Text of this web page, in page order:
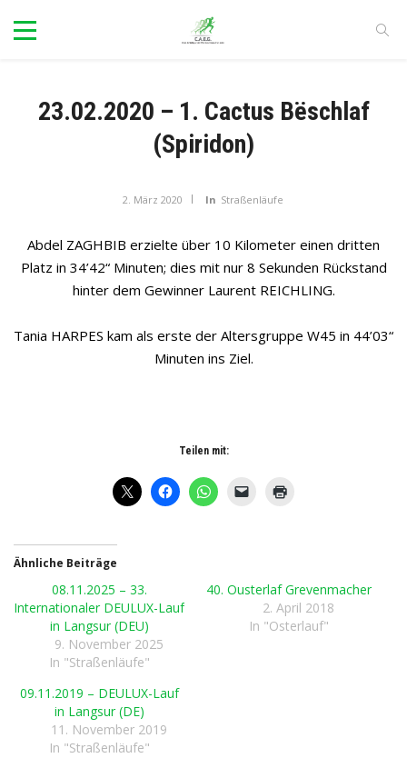
23.02.2020 – 1. Cactus Bëschlaf
(Spiridon)
2. März 2020 In Straßenläufe
Abdel ZAGHBIB erzielte über 10 Kilometer einen dritten
Platz in 34’42“ Minuten; dies mit nur 8 Sekunden Rückstand
hinter dem Gewinner Laurent REICHLING.
Tania HARPES kam als erste der Altersgruppe W45 in 44’03“
Minuten ins Ziel.
Teilen mit:
Ähnliche Beiträge
08.11.2025 – 33.
Internationaler DEULUX-Lauf
in Langsur (DEU)
9. November 2025
In "Straßenläufe"
40. Ousterlaf Grevenmacher
2. April 2018
In "Osterlauf"
09.11.2019 – DEULUX-Lauf
in Langsur (DE)
11. November 2019
In "Straßenläufe"